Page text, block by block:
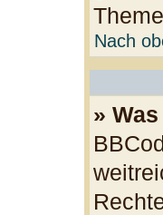
Nach
»